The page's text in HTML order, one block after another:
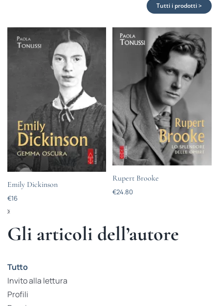
Tutti i prodotti >
Emily Dickinson
€16
Rupert Brooke
€24.80
Gli articoli dell’autore
Tutto
Invito alla lettura
Profili